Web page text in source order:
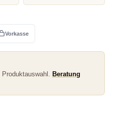
Vorkasse
Beratung